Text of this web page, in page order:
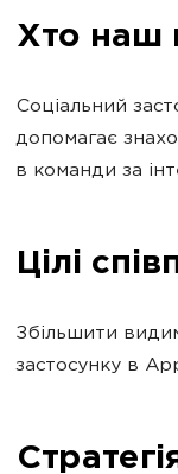
Хто наш
Соціальний
допомагає
в команди за
Цілі
Збільшити
застосунку в